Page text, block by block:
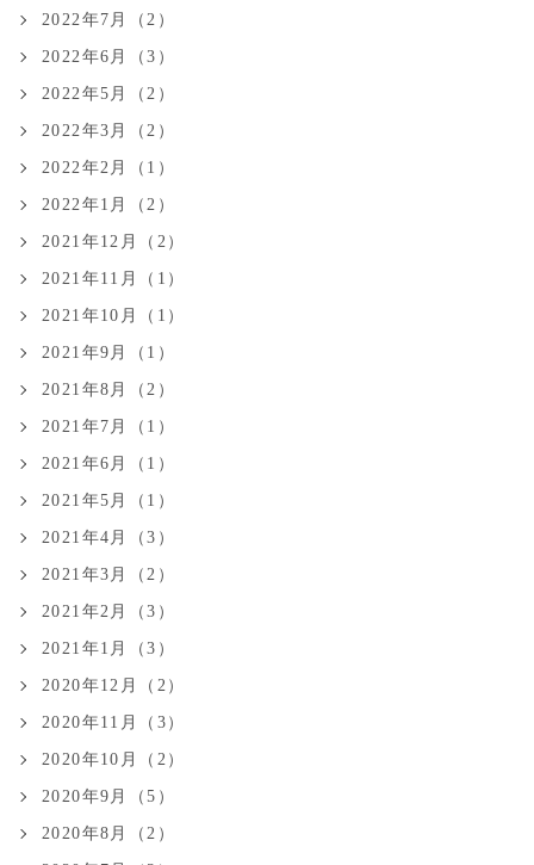
2022年7月（2）
2022年6月（3）
2022年5月（2）
2022年3月（2）
2022年2月（1）
2022年1月（2）
2021年12月（2）
2021年11月（1）
2021年10月（1）
2021年9月（1）
2021年8月（2）
2021年7月（1）
2021年6月（1）
2021年5月（1）
2021年4月（3）
2021年3月（2）
2021年2月（3）
2021年1月（3）
2020年12月（2）
2020年11月（3）
2020年10月（2）
2020年9月（5）
2020年8月（2）